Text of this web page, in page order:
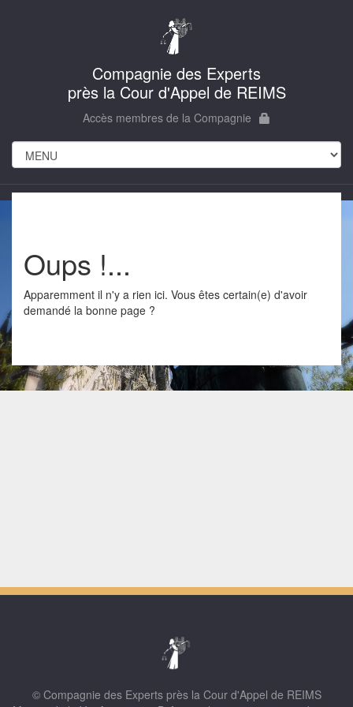
Compagnie des Experts
près la Cour d'Appel de REIMS
Accès membres de la Compagnie
Oups !...
Apparemment il n'y a rien ici. Vous êtes certain(e) d'avoir
demandé la bonne page ?
© Compagnie des Experts près la Cour d'Appel de REIMS